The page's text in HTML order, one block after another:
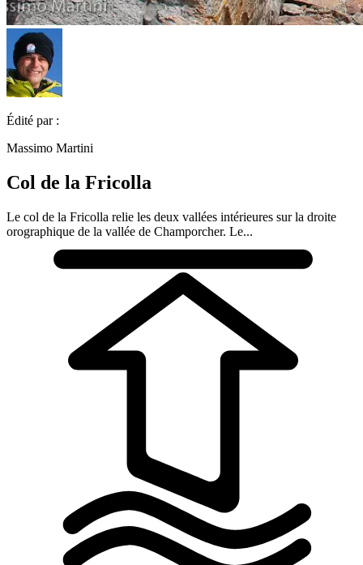
Édité par :
Massimo Martini
Col de la Fricolla
Le col de la Fricolla relie les deux vallées intérieures sur la droite
orographique de la vallée de Champorcher. Le...